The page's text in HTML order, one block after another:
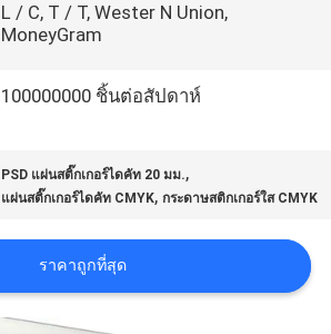
L / C, T / T, Wester N Union,
MoneyGram
100000000 ชิ้นต่อสัปดาห์
PSD แผ่นสติ๊กเกอร์ไดคัท 20 มม.,
แผ่นสติ๊กเกอร์ไดคัท CMYK, กระดาษสติกเกอร์ใส CMYK
ราคาถูกที่สุด